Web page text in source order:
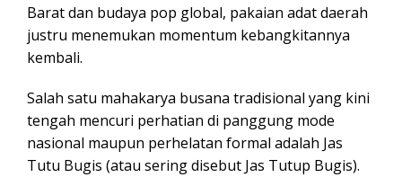
Barat dan budaya pop global, pakaian adat daerah
justru menemukan momentum kebangkitannya
kembali.
Salah satu mahakarya busana tradisional yang kini
tengah mencuri perhatian di panggung mode
nasional maupun perhelatan formal adalah Jas
Tutu Bugis (atau sering disebut Jas Tutup Bugis).